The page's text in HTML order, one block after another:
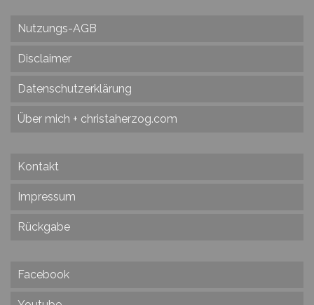
Nutzungs-AGB
Disclaimer
Datenschutzerklärung
Über mich + christaherzog.com
Kontakt
Impressum
Rückgabe
Facebook